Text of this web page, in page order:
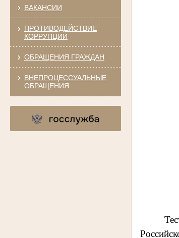
ВАКАНСИИ
ПРОТИВОДЕЙСТВИЕ
КОРРУПЦИИ
ОБРАЩЕНИЯ ГРАЖДАН
ВНЕПРОЦЕССУАЛЬНЫЕ
ОБРАЩЕНИЯ